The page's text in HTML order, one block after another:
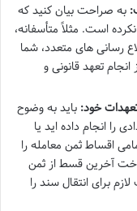
به صراحت بیان کنید که
است. مثلاً متأسفانه،
رسانی های متعدد، شما
تعهد قانونی و
تعهدات خود: باید به وضوح
را انجام داده اید یا
اقساط ثمن معامله را
آخرین قسط از ثمن
برای انتقال سند را